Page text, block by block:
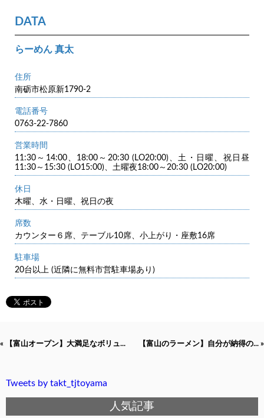
DATA
らーめん 真太
住所
南砺市松原新1790-2
電話番号
0763-22-7860
営業時間
11:30～14:00、18:00～20:30 (LO20:00)、土・日曜、祝日昼
11:30～15:30 (LO15:00)、土曜夜18:00～20:30 (LO20:00)
休日
木曜、水・日曜、祝日の夜
席数
カウンター６席、テーブル10席、小上がり・座敷16席
駐車場
20台以上 (近隣に無料市営駐車場あり)
« 【富山オープン】大満足なボリュ... 【富山のラーメン】自分が納得の... »
Tweets by takt_tjtoyama
人気記事